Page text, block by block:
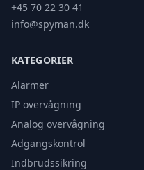
+45 70 22 30 41
info@spyman.dk
KATEGORIER
Alarmer
IP overvågning
Analog overvågning
Adgangskontrol
Indbrudssikring